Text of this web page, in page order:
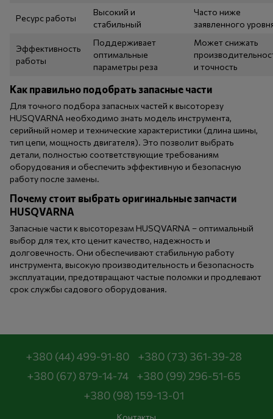
Ресурс работы
Высокий и
стабильный
Часто ниже
заявленного
Эффективность
работы
Поддерживает
оптимальные
параметры реза
Может снижать
и точность
Как правильно подобрать запасные части
Для точного подбора запасных частей к высоторезу
HUSQVARNA необходимо знать модель инструмента,
серийный номер и технические характеристики (длина шины,
тип цепи, мощность двигателя). Это позволит выбрать
детали, полностью соответствующие требованиям
оборудования и обеспечить эффективную и безопасную
работу после замены.
Почему стоит выбрать оригинальные запчасти
HUSQVARNA
Запасные части к высоторезам HUSQVARNA – оптимальный
выбор для тех, кто ценит качество, надежность и
долговечность. Они обеспечивают стабильную работу
инструмента, высокую производительность и безопасность
эксплуатации, предотвращают частые поломки и продлевают
срок службы садового оборудования.
+380 (44) 499-91-80
+380 (73) 361-39-28
+380 (67) 879-14-74
+380 (99) 296-51-65
+380 (98) 159-13-01
Контакты